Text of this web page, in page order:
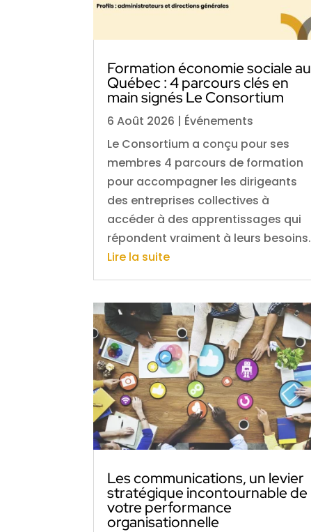
Formation économie sociale au
Québec : 4 parcours clés en
main signés Le Consortium
6 Août 2026 | Événements
Le Consortium a conçu pour ses
membres 4 parcours de formation
pour accompagner les dirigeants
des entreprises collectives à
accéder à des apprentissages qui
répondent vraiment à leurs besoins.
Lire la suite
Les communications, un levier
stratégique incontournable de
votre performance
organisationnelle